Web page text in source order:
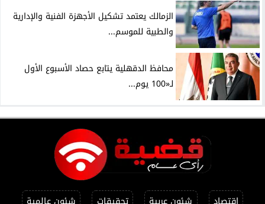
الزمالك يعتمد تشكيل الأجهزة الفنية والإدارية
والطبية للموسم...
محافظ الدقهلية يتابع حصاد الأسبوع الأول
لـ«100 يوم...